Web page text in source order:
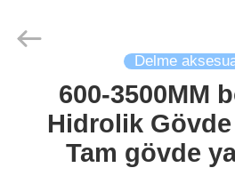
ÜRÜN:%
Heavy
Industry
Delme
600-3500MM
Hidrolik
Tam gövde